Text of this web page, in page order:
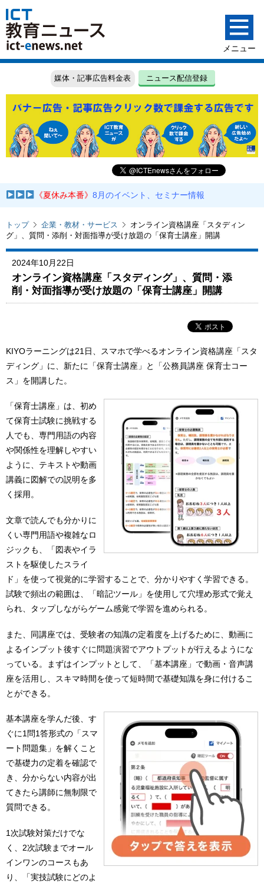
媒体・記事広告料金表 ニュース配信登録
《夏休み本番》8月のイベント、セミナー情報
トップ 企業・教材・サービス
オンライン資格講座「スタディン
グ」、質問・添削・対面指導が受け放題の「保育士講座」開講
2024年10月22日
オンライン資格講座「スタディング」、質問・添
削・対面指導が受け放題の「保育士講座」開講
KIYOラーニングは21日、スマホで学べるオンライン資格講座「スタ
ディング」に、新たに「保育士講座」と「公務員講座 保育士コー
ス」を開講した。
「保育士講座」は、初め
て保育士試験に挑戦する
人でも、専門用語の内容
や関係性を理解しやすい
ように、テキストや動画
講義に図解での説明を多
く採用。
文章で読んでも分かりに
くい専門用語や複雑なロ
ジックも、「図表やイラ
ストを駆使したスライ
ド」を使って視覚的に学習することで、分かりやすく学習できる。
試験で頻出の範囲は、「暗記ツール」を使用して穴埋め形式で覚え
られ、タップしながらゲーム感覚で学習を進められる。
また、同講座では、受験者の知識の定着度を上げるために、動画に
よるインプット後すぐに問題演習でアウトプットが行えるようにな
っている。まずはインプットとして、「基本講座」で動画・音声講
座を活用し、スキマ時間を使って短時間で基礎知識を身に付けるこ
とができる。
基本講座を学んだ後、す
ぐに1問1答形式の「スマ
ート問題集」を解くこと
で基礎力の定着を確認で
き、分からない内容が出
てきたら講師に無制限で
質問できる。
1次試験対策だけでな
く、2次試験までオール
インワンのコースもあ
り、「実技試験にどのよ